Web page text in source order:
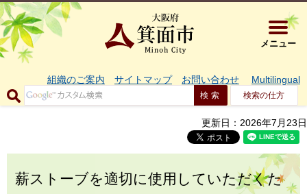
大阪府箕
メニュー
組織のご案内 サイトマップ お問い合わせ Multilingual
検索の仕方
更新日：2026年7月23日
薪ストーブを適切に使用していただくた